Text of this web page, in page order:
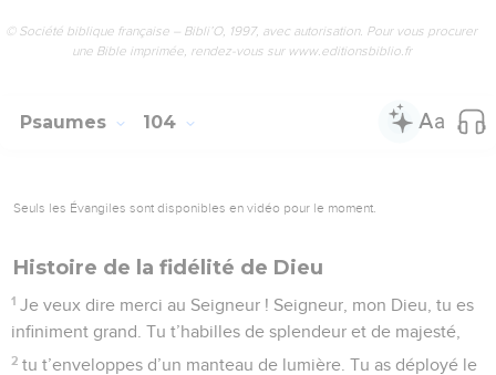
© Société biblique française – Bibli’O, 1997, avec autorisation. Pour vous procurer
une Bible imprimée, rendez-vous sur www.editionsbiblio.fr
Psaumes 104
Seuls les Évangiles sont disponibles en vidéo pour le moment.
Histoire de la fidélité de Dieu
1 Je veux dire merci au Seigneur ! Seigneur, mon Dieu, tu es
infiniment grand. Tu t’habilles de splendeur et de majesté,
2 tu t’enveloppes d’un manteau de lumière. Tu as déployé le